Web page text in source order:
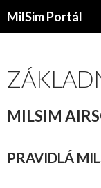
MilSim Portál
MILSIM
PRAVIDLÁ